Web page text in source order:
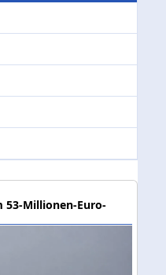
Millionen-Euro-